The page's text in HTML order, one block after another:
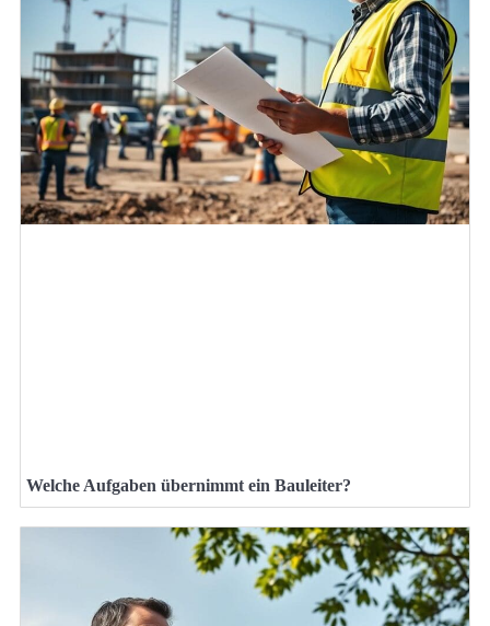
Welche Aufgaben übernimmt ein Bauleiter?